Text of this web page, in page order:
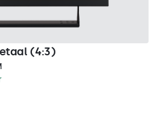
(4:3)